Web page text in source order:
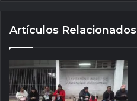
Artículos Relacionados